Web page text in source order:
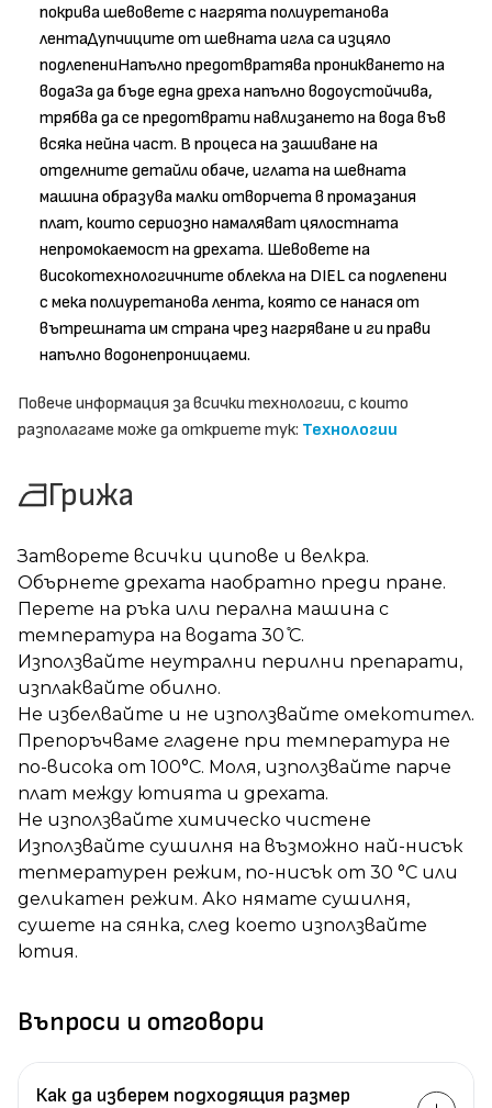
покрива шевовете с нагрята полиуретанова
лентаДупчиците от шевната игла са изцяло
подлепениНапълно предотвратява проникването на
водаЗа да бъде една дреха напълно водоустойчива,
трябва да се предотврати навлизането на вода във
всяка нейна част. В процеса на зашиване на
отделните детайли обаче, иглата на шевната
машина образува малки отворчета в промазания
плат, които сериозно намаляват цялостната
непромокаемост на дрехата. Шевовете на
високотехнологичните облекла на DIEL са подлепени
с мека полиуретанова лента, която се нанася от
вътрешната им страна чрез нагряване и ги прави
напълно водонепроницаеми.
Повече информация за всички технологии, с които
разполагаме може да откриете тук: Технологии
Грижа
Затворете всички ципове и велкра.
Обърнете дрехата наобратно преди пране.
Перете на ръка или перална машина с
температура на водата 30 ̊С.
Използвайте неутрални перилни препарати,
изплаквайте обилно.
Не избелвайте и не използвайте омекотител.
Препоръчваме гладене при температура не
по-висока от 100°C. Моля, използвайте парче
плат между ютията и дрехата.
Не използвайте химическо чистене
Използвайте сушилня на възможно най-нисък
тепмературен режим, по-нисък от 30 °C или
деликатен режим. Ако нямате сушилня,
сушете на сянка, след което използвайте
ютия.
Въпроси и отговори
Как да изберем подходящия размер